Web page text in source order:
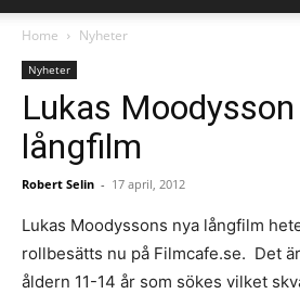
Home Nyheter
Nyheter
Lukas
långfilm
Robert Selin - 17 april, 2012
Lukas Moodyssons nya långfilm
rollbesätts nu på Filmcafe.se. Det
åldern 11-14 år som sökes vilket